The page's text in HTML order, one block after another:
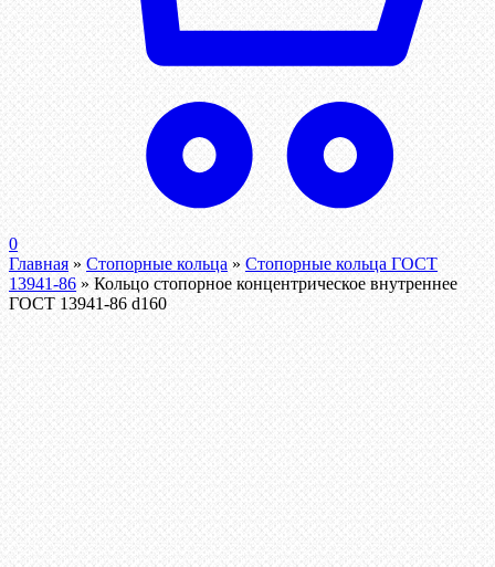
0
Главная » Стопорные кольца » Стопорные кольца ГОСТ
13941-86 » Кольцо стопорное концентрическое внутреннее
ГОСТ 13941-86 d160